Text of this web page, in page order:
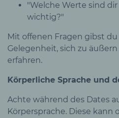
"Welche Werte sind
wichtig?"
Mit offenen Fragen gibst
Gelegenheit, sich zu
erfahren.
Körperliche Sprache und
Achte während des Dates
Körpersprache. Diese kann